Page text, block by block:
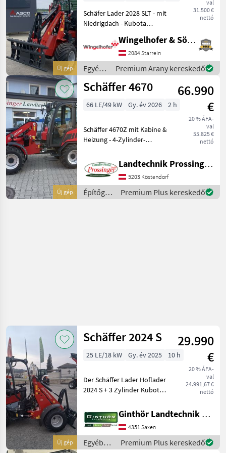
Új gép
val
31.500 €
nettó
Schäfer Lader 2028 SLT - mit
Niedrigdach - Kubota
3Zylinder - Heckgewicht
Endplatte - Ölkühler - hydr.
Werkzeugverriegelung - Rüc
Wingelhofer & Söhne GmbH
2084 Starrein
Egyéb
mezőgazdasági
erőgépek
Schäffer
Premium Arany kereskedő
Új gép
Schäffer 4670
66.990
€
20 % ÁFA-
val
55.825 €
nettó
66 LE/49 kW Gy. év 2026 2 h
Schäffer 4670Z mit Kabine &
Heizung - 4-Zylinder-
CR-T mit 66 PS -
Hydrostatischer
Allradantrieb mit
automotiver Steuerung -
Hochdruck-Ant
Landtechnik Prossinger GmbH
5203 Köstendorf
Építőgépek
/
Premium Plus kereskedő
Új gép
Schäffer 2024 S
29.990
€
20 % ÁFA-
val
24.991,67 €
nettó
25 LE/18 kW Gy. év 2025 10 h
Der Schäffer Lader Hoflader
2024 S + 3 Zylinder Kubota
Euroaufnahme +
Hydraulische
Geräteverriegelung + AS
Bereifung 26x12.00-12 + LED
Ginthör Landtechnik GmbH
4351 Saxen
Egyéb
Premium Plus kereskedő